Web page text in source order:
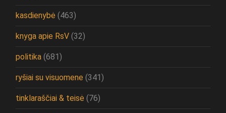
kasdienybė (463)
knyga apie RsV (32)
politika (681)
ryšiai su visuomene (341)
tinklaraščiai & teisė (76)